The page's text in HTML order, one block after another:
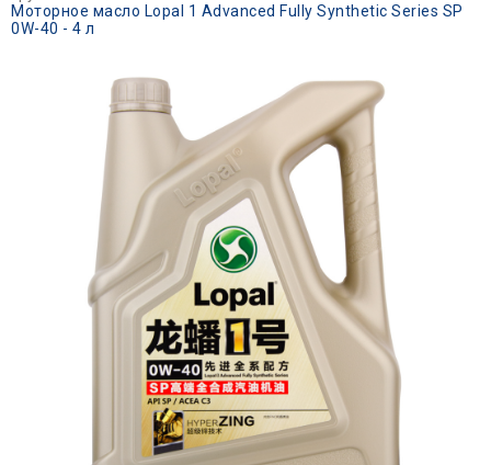
Моторное масло Lopal 1 Advanced Fully Synthetic Series SP
0W-40 - 4 л